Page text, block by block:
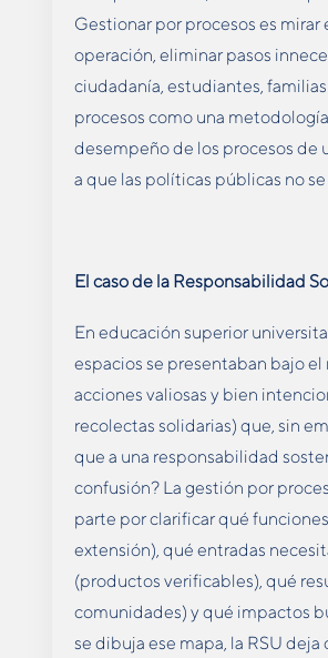
Gestionar por procesos es mirar
operación, eliminar pasos
ciudadanía, estudiantes,
procesos como una
desempeño de los procesos de
a que las políticas públicas no
El caso de la Responsabilidad
En educación superior
espacios se presentaban bajo
acciones valiosas y bien
recolectas solidarias) que, sin
que a una responsabilidad
confusión? La gestión por
parte por clarificar qué
extensión), qué entradas
(productos verificables), qué
comunidades) y qué impactos
se dibuja ese mapa, la RSU